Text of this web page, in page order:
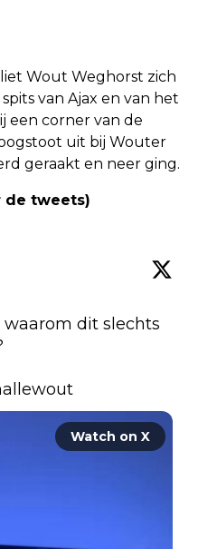
Wout Weghorst zich
van Ajax en van het
een corner van de
uit bij Wouter
geraakt en neer ging.
de tweets)
dit slechts
Watch on X